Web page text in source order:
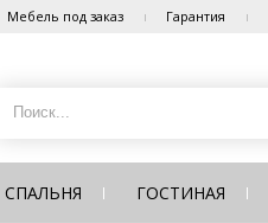
Мебель под заказ Гарантия
СПАЛЬНЯ ГОСТИНАЯ